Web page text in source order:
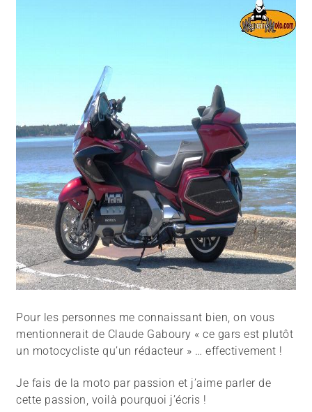
Pour les personnes me connaissant bien, on vous
mentionnerait de Claude Gaboury « ce gars est plutôt
un motocycliste qu’un rédacteur » … effectivement !
Je fais de la moto par passion et j’aime parler de
cette passion, voilà pourquoi j’écris !